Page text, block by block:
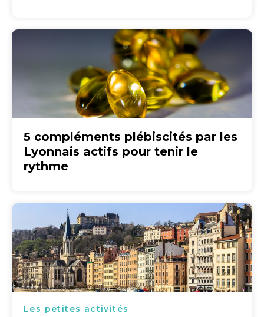
5 compléments plébiscités par les
Lyonnais actifs pour tenir le
rythme
Les petites activités